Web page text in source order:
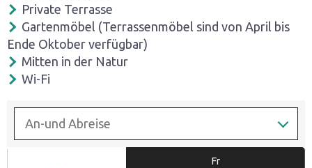
Private Terrasse
Gartenmöbel (Terrassenmöbel sind von April bis
Ende Oktober verfügbar)
Mitten in der Natur
Wi-Fi
Fr